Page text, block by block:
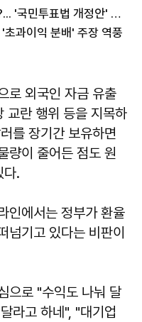
민주당 주도로 선관위 권한 강화?... '국민투표법 개정안' 보니
과이익 분배' 주장 역풍
로 외국인 자금 유출
교란 행위 등을 지목하
를 장기간 보유하면
량이 줄어든 점도 원
다.
인에서는 정부가 환율
넘기고 있다는 비판이
으로 "수익도 나눠 달
라고 하네", "대기업